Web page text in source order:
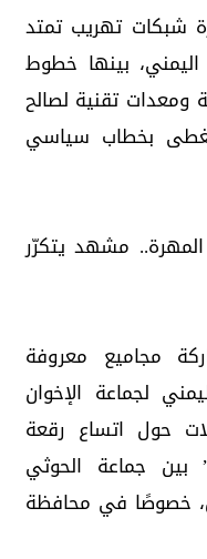
شبكات تهريب تمتد
بينها خطوط
ومعدات تقنية لصالح
تُغطى بخطاب سياسي
مشهد يتكرّر
مجاميع معروفة
لجماعة الإخوان
حول اتساع رقعة
بين جماعة الحوثي
خصوصًا في محافظة